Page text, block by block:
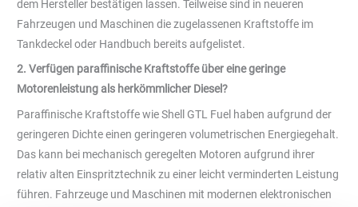
dem Hersteller bestätigen lassen. Teilweise sind in neueren
Fahrzeugen und Maschinen die zugelassenen Kraftstoffe im
Tankdeckel oder Handbuch bereits aufgelistet.
2. Verfügen paraffinische Kraftstoffe über eine geringe
Motorenleistung als herkömmlicher Diesel?
Paraffinische Kraftstoffe wie Shell GTL Fuel haben aufgrund der
geringeren Dichte einen geringeren volumetrischen Energiegehalt.
Das kann bei mechanisch geregelten Motoren aufgrund ihrer
relativ alten Einspritztechnik zu einer leicht verminderten Leistung
führen. Fahrzeuge und Maschinen mit modernen elektronischen